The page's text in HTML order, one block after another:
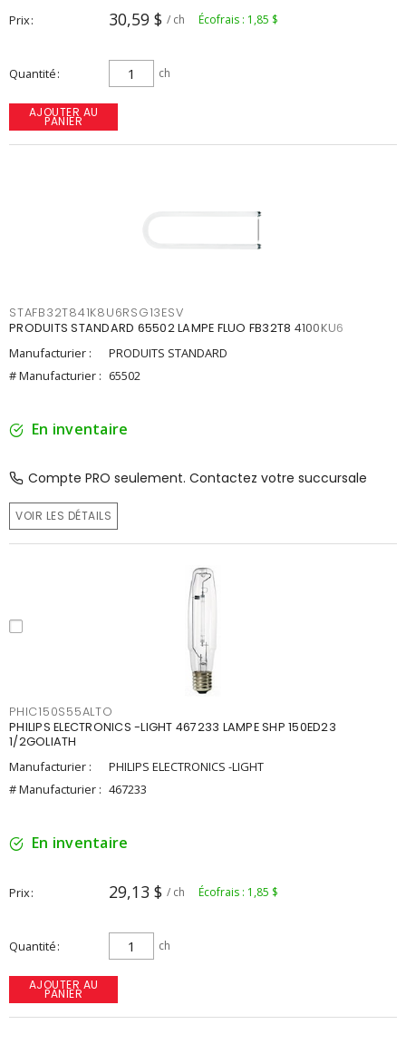
Prix 30,59 $ / ch Écofrais : 1,85 $
Quantité ch
AJOUTER AU
PANIER
STAFB32T841K8U6RSG13ESV
PRODUITS STANDARD 65502 LAMPE FLUO FB32T8 4100KU6
Manufacturier :
PRODUITS STANDARD
# Manufacturier : 65502
En inventaire
Compte PRO seulement. Contactez votre succursale
VOIR LES DÉTAILS
PHIC150S55ALTO
PHILIPS ELECTRONICS -LIGHT 467233 LAMPE SHP 150ED23
1/2GOLIATH
Manufacturier :
PHILIPS ELECTRONICS -LIGHT
# Manufacturier : 467233
En inventaire
Prix 29,13 $ / ch Écofrais : 1,85 $
Quantité ch
AJOUTER AU
PANIER